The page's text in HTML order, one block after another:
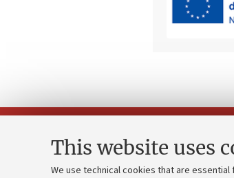
This website uses
We use technical cookies that are